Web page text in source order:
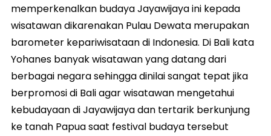
memperkenalkan budaya Jayawijaya ini kepada
wisatawan dikarenakan Pulau Dewata merupakan
barometer kepariwisataan di Indonesia. Di Bali kata
Yohanes banyak wisatawan yang datang dari
berbagai negara sehingga dinilai sangat tepat jika
berpromosi di Bali agar wisatawan mengetahui
kebudayaan di Jayawijaya dan tertarik berkunjung
ke tanah Papua saat festival budaya tersebut